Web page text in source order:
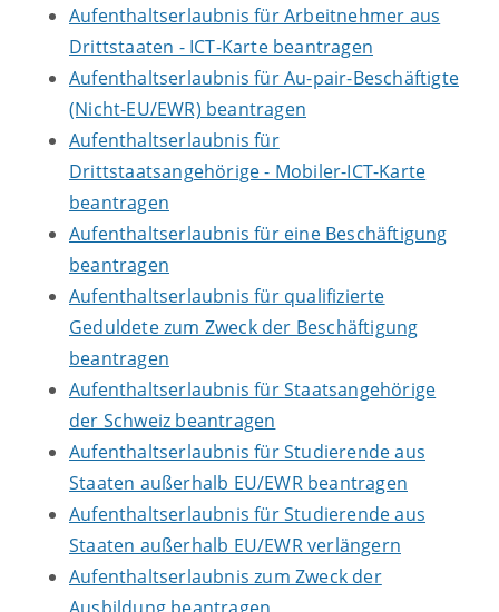
Aufenthaltserlaubnis für Arbeitnehmer aus
Drittstaaten - ICT-Karte beantragen
Aufenthaltserlaubnis für Au-pair-Beschäftigte
(Nicht-EU/EWR) beantragen
Aufenthaltserlaubnis für
Drittstaatsangehörige - Mobiler-ICT-Karte
beantragen
Aufenthaltserlaubnis für eine Beschäftigung
beantragen
Aufenthaltserlaubnis für qualifizierte
Geduldete zum Zweck der Beschäftigung
beantragen
Aufenthaltserlaubnis für Staatsangehörige
der Schweiz beantragen
Aufenthaltserlaubnis für Studierende aus
Staaten außerhalb EU/EWR beantragen
Aufenthaltserlaubnis für Studierende aus
Staaten außerhalb EU/EWR verlängern
Aufenthaltserlaubnis zum Zweck der